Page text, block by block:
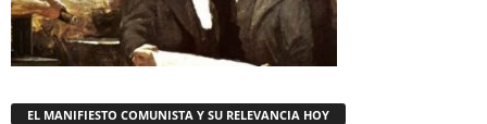
EL MANIFIESTO COMUNISTA Y SU RELEVANCIA HOY